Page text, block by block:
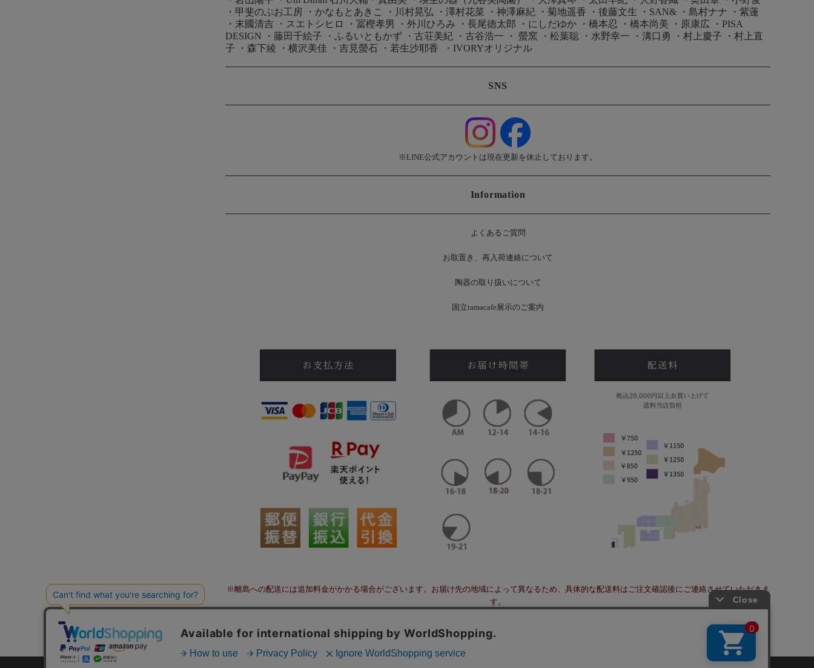
・ 甲斐のぶお工房 ・ かなもとあきこ ・ 川村晃弘 ・ 澤村花菜 ・ 神澤麻紀 ・ 菊地遥香 ・ 後藤文生 ・ SAN& ・ 島村ナナ ・ 紫蓮
・ 末國清吉 ・ スエトシヒロ ・ 冨樫孝男 ・ 外川ひろみ ・ 長尾徳太郎 ・ にしだゆか ・ 橋本忍 ・ 橋本尚美 ・ 原康広 ・ PISA
DESIGN
・ 藤田千絵子 ・ ふるいともかず ・ 古荘美紀 ・ 古谷浩一 ・ 螢窯 ・ 松葉聡 ・ 水野幸一 ・ 溝口勇 ・ 村上慶子 ・ 村上直
子
・ 森下綾 ・ 横沢美佳 ・ 吉見螢石 ・ 若生沙耶香 ・ IVORYオリジナル
SNS
※LINE公式アカウントは現在更新を休止しております。
Information
よくあるご質問
お取置き、再入荷連絡について
陶器の取り扱いについて
国立tamacafe展示のご案内
※離島への配送には追加料金がかかる場合がございます。お届け先の地域によって異なるため、具体的な配送料はご注文確認後にご連絡させていただきま
す。